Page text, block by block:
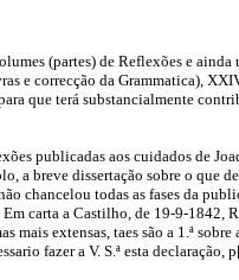
(partes) de Reflexões e
e correcção da Grammatica),
que terá substancialmente
publicadas aos cuidados de
a breve dissertação sobre o
chancelou todas as fases da
carta a Castilho, de 19-9-
extensas, taes são a 1.ª
fazer a V. S.ª esta